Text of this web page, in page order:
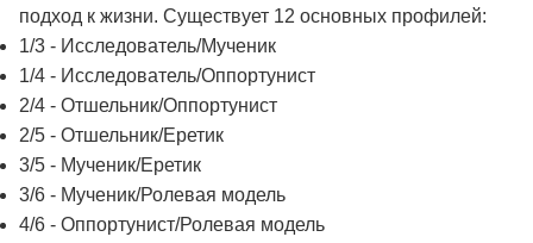
подход к жизни. Существует 12 основных профилей:
1/3 - Исследователь/Мученик
1/4 - Исследователь/Оппортунист
2/4 - Отшельник/Оппортунист
2/5 - Отшельник/Еретик
3/5 - Мученик/Еретик
3/6 - Мученик/Ролевая модель
4/6 - Оппортунист/Ролевая модель